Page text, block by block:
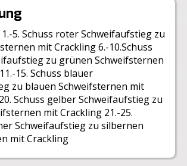
BAM-F2-0547
5. Schuss roter Schweifaufstieg zu
mit Crackling 6.-10.Schuss
zu grünen Schweifsternen
15. Schuss blauer
zu blauen Schweifsternen mit
Schuss gelber Schweifaufstieg zu
mit Crackling 21.-25.
Schweifaufstieg zu silbernen
mit Crackling